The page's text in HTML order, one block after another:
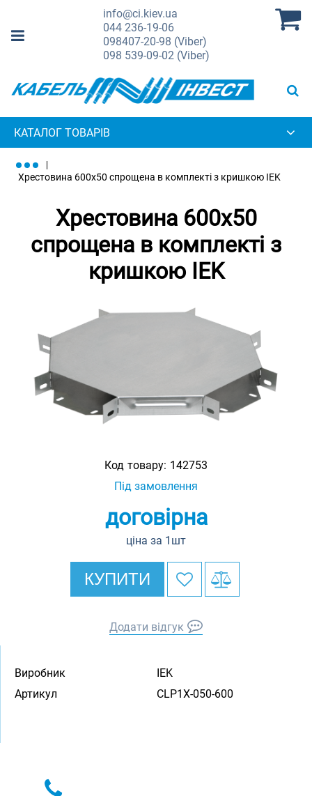
info@ci.kiev.ua
044236-19-06
098407-20-98 (Viber)
098 539-09-02 (Viber)
КАТАЛОГ ТОВАРІВ
Хрестовина 600х50 спрощена в комплекті з кришкою IEK
Хрестовина 600х50
спрощена в комплекті з
кришкою IEK
Код товару: 142753
Під замовлення
договірна
ціна за 1шт
КУПИТИ
Додати відгук
Виробник
IEK
Артикул
CLP1X-050-600